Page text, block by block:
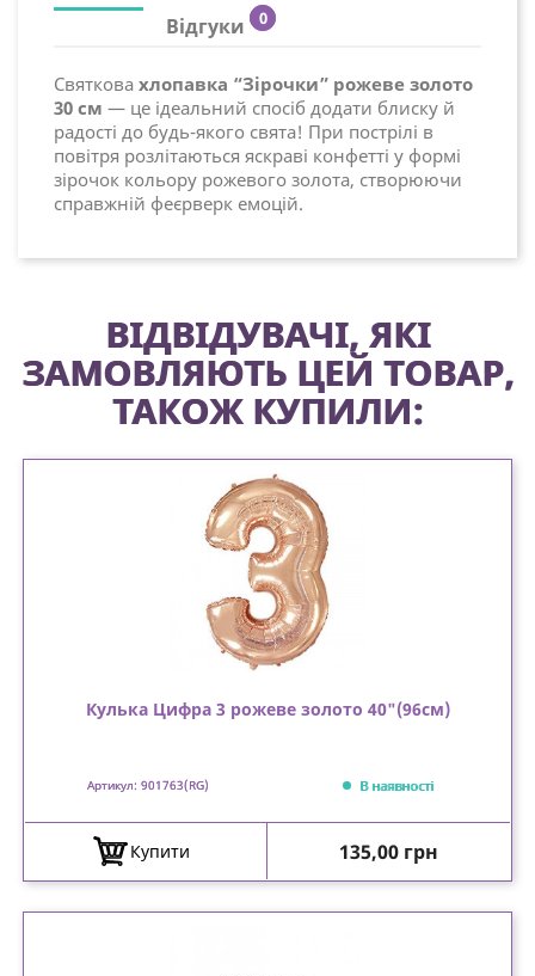
Відгуки
0
Святкова хлопавка “Зірочки” рожеве золото
30 см — це ідеальний спосіб додати блиску й
радості до будь-якого свята! При пострілі в
повітря розлітаються яскраві конфетті у формі
зірочок кольору рожевого золота, створюючи
справжній феєрверк емоцій.
ВІДВІДУВАЧІ, ЯКІ
ЗАМОВЛЯЮТЬ ЦЕЙ ТОВАР,
ТАКОЖ КУПИЛИ:
Кулька Цифра 3 рожеве золото 40"(96см)
Артикул: 901763(RG) В наявності
Купити Ціна
135,00 грн